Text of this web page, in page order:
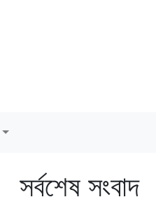
সর্বশেষ সংবাদ